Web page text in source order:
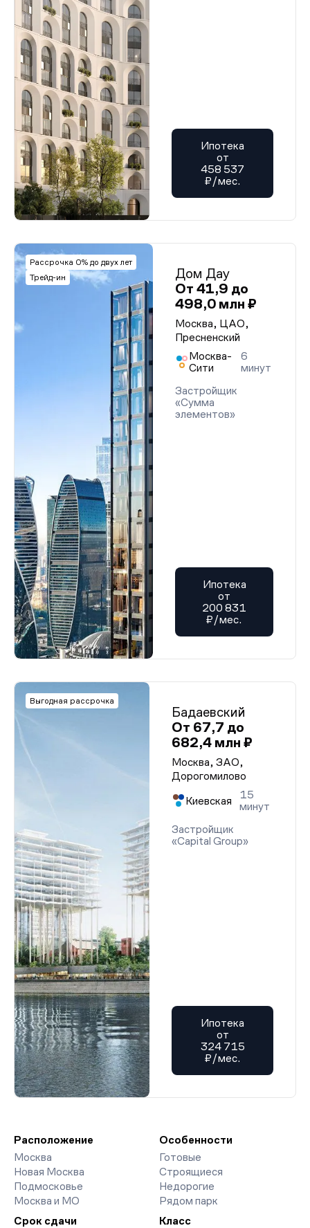
Ипотека
от
458 537
₽/мес.
Рассрочка 0% до двух лет
Трейд-ин
Дом Дау
От 41,9 до
498,0 млн ₽
Москва, ЦАО,
Пресненский
Москва-
Сити
6
минут
Застройщик
«Сумма
элементов»
Ипотека
от
200 831
₽/мес.
Выгодная рассрочка
Бадаевский
От 67,7 до
682,4 млн ₽
Москва, ЗАО,
Дорогомилово
Киевская
15
минут
Застройщик
«Capital Group»
Ипотека
от
324 715
₽/мес.
Расположение
Москва
Новая Москва
Подмосковье
Москва и МО
Особенности
Готовые
Строящиеся
Недорогие
Рядом парк
Срок сдачи
Класс